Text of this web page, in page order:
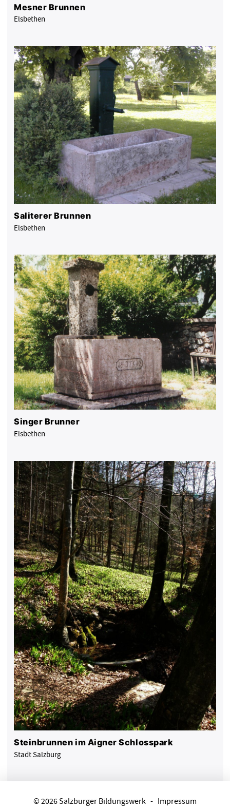
Mesner Brunnen
Elsbethen
Saliterer Brunnen
Elsbethen
Singer Brunner
Elsbethen
Steinbrunnen im Aigner Schlosspark
Stadt Salzburg
© 2026 Salzburger Bildungswerk - Impressum